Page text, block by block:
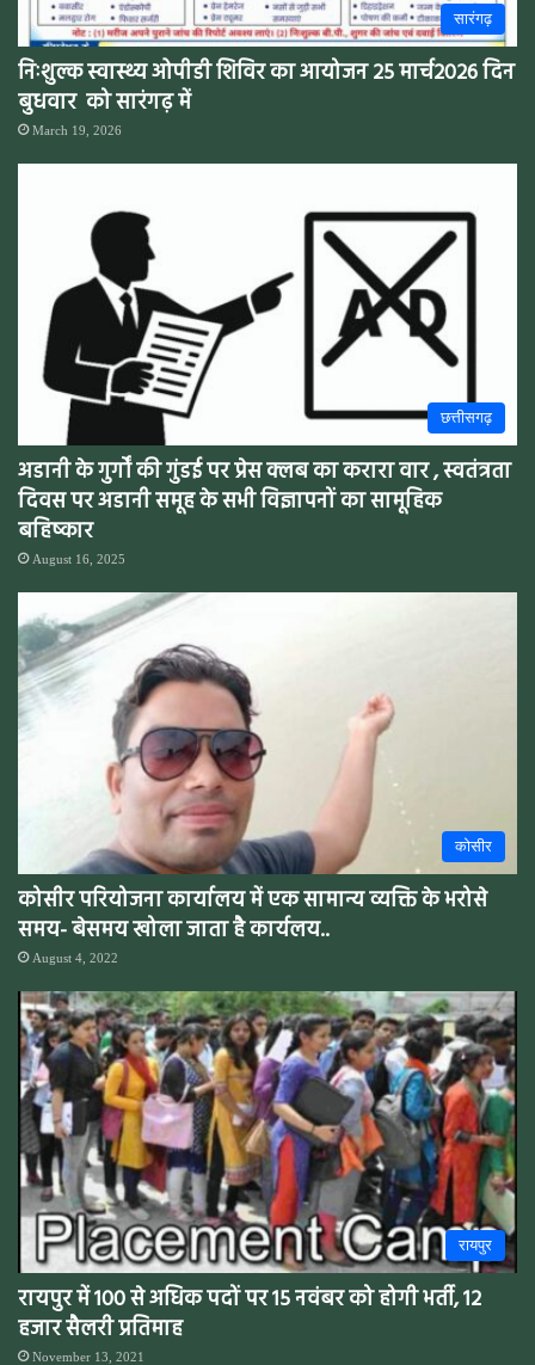
सारंगढ़
निःशुल्क स्वास्थ्य ओपीडी शिविर का आयोजन 25 मार्च2026 दिन
बुधवार को सारंगढ़ में
March 19, 2026
छत्तीसगढ़
अडानी के गुर्गों की गुंडई पर प्रेस क्लब का करारा वार , स्वतंत्रता
दिवस पर अडानी समूह के सभी विज्ञापनों का सामूहिक
बहिष्कार
August 16, 2025
कोसीर
कोसीर परियोजना कार्यालय में एक सामान्य व्यक्ति के भरोसे
समय- बेसमय खोला जाता है कार्यलय..
August 4, 2022
रायपुर
रायपुर में 100 से अधिक पदों पर 15 नवंबर को होगी भर्ती, 12
हजार सैलरी प्रतिमाह
November 13, 2021